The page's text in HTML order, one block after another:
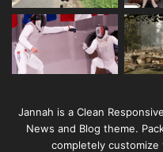
Jannah is a Clean
News and Blog theme.
completely